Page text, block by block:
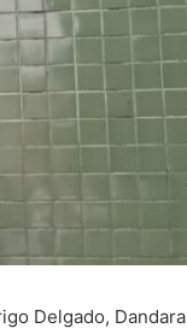
Delgado, Dandara